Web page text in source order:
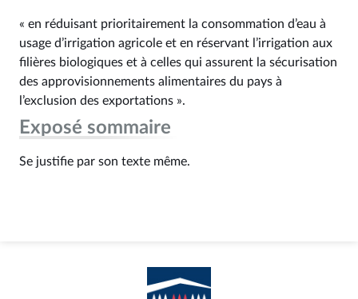
« en réduisant prioritairement la consommation d’eau à
usage d’irrigation agricole et en réservant l’irrigation aux
filières biologiques et à celles qui assurent la sécurisation
des approvisionnements alimentaires du pays à
l’exclusion des exportations ».
Exposé sommaire
Se justifie par son texte même.